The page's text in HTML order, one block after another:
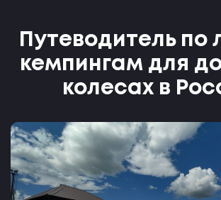
Путеводитель по
кемпингам для
колесах в